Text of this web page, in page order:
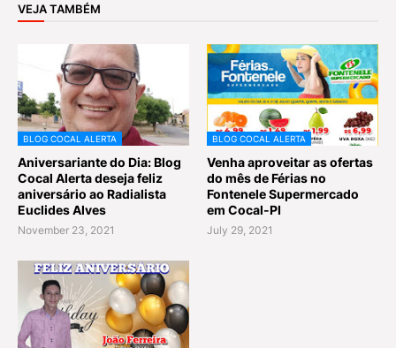
VEJA TAMBÉM
BLOG COCAL ALERTA
Aniversariante do Dia: Blog
Cocal Alerta deseja feliz
aniversário ao Radialista
Euclides Alves
November 23, 2021
BLOG COCAL ALERTA
Venha aproveitar as ofertas
do mês de Férias no
Fontenele Supermercado
em Cocal-PI
July 29, 2021